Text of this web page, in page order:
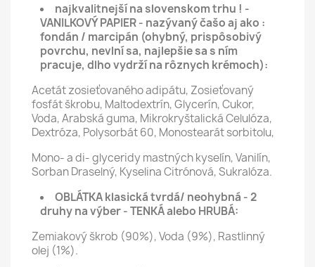
najkvalitnejší na slovenskom trhu ! -
VANILKOVÝ PAPIER - nazývaný čašo aj ako :
fondán / marcipán (ohybný, prispôsobivý
povrchu, nevlní sa, najlepšie sa s ním
pracuje, dlho vydrží na rôznych krémoch):
Acetát zosieťovaného adipátu, Zosieťovaný
fosfát škrobu, Maltodextrín, Glycerín, Cukor,
Voda, Arabská guma, Mikrokryštalická Celulóza,
Dextróza, Polysorbát 60, Monostearát sorbitolu,
Mono- a di- glyceridy mastných kyselín, Vanilín,
Sorban Draselný, Kyselina Citrónová, Sukralóza.
OBLÁTKA klasická tvrdá/ neohybná - 2
druhy na výber - TENKÁ alebo HRUBÁ:
Zemiakový škrob (90%), Voda (9%), Rastlinný
olej (1%).